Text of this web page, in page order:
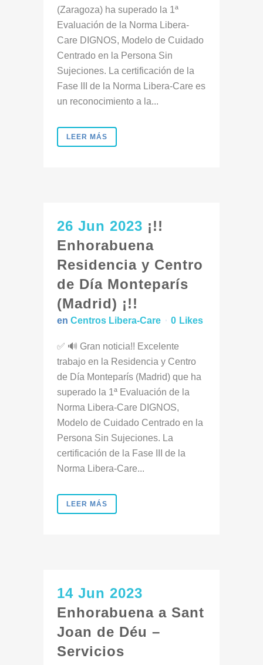
(Zaragoza) ha superado la 1ª
Evaluación de la Norma Libera-
Care DIGNOS, Modelo de Cuidado
Centrado en la Persona Sin
Sujeciones. La certificación de la
Fase III de la Norma Libera-Care es
un reconocimiento a la...
LEER MÁS
26 Jun 2023 ¡!!
Enhorabuena
Residencia y Centro
de Día Monteparís
(Madrid) ¡!!
en Centros Libera-Care 0 Likes
✅ 🔊 Gran noticia!! Excelente
trabajo en la Residencia y Centro
de Día Monteparís (Madrid) que ha
superado la 1ª Evaluación de la
Norma Libera-Care DIGNOS,
Modelo de Cuidado Centrado en la
Persona Sin Sujeciones. La
certificación de la Fase III de la
Norma Libera-Care...
LEER MÁS
14 Jun 2023
Enhorabuena a Sant
Joan de Déu –
Servicios